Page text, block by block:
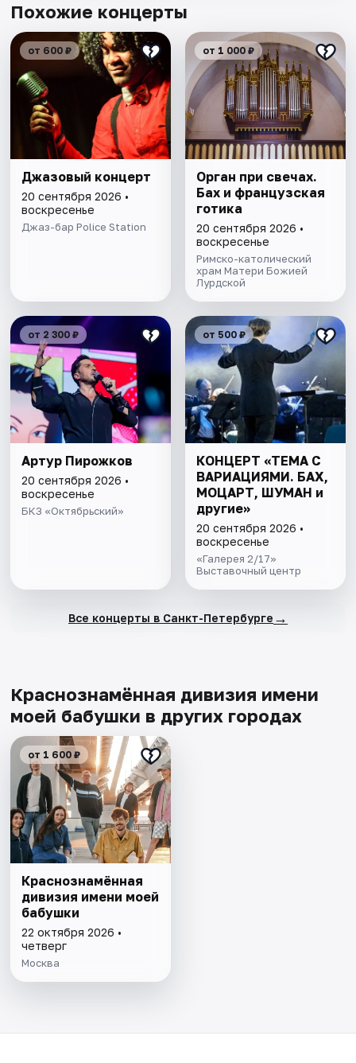
Похожие концерты
от 600 ₽
Джазовый концерт
20 сентября 2026 •
воскресенье
Джаз-бар Police Station
от 1 000 ₽
Орган при свечах.
Бах и французская
готика
20 сентября 2026 •
воскресенье
Римско-католический
храм Матери Божией
Лурдской
от 2 300 ₽
Артур Пирожков
20 сентября 2026 •
воскресенье
БКЗ «Октябрьский»
от 500 ₽
КОНЦЕРТ «ТЕМА С
ВАРИАЦИЯМИ. БАХ,
МОЦАРТ, ШУМАН и
другие»
20 сентября 2026 •
воскресенье
«Галерея 2/17»
Выставочный центр
Все концерты в Санкт-Петербурге →
Краснознамённая дивизия имени
моей бабушки в других городах
от 1 600 ₽
Краснознамённая
дивизия имени моей
бабушки
22 октября 2026 •
четверг
Москва